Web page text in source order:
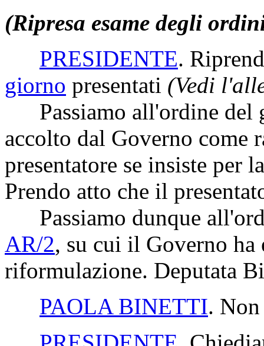
(Ripresa esame degli
PRESIDENTE.
giorno presentati (Vedi
Passiamo all'ordine del
accolto dal Governo come
presentatore se insiste per
Prendo atto che il
Passiamo dunque
AR/2, su cui il Governo ha
riformulazione. Deputata
PAOLA BINETTI.